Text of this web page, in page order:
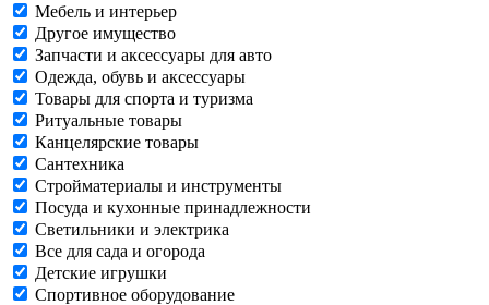
Мебель и интерьер
Другое имущество
Запчасти и аксессуары для авто
Одежда, обувь и аксессуары
Товары для спорта и туризма
Ритуальные товары
Канцелярские товары
Сантехника
Стройматериалы и инструменты
Посуда и кухонные принадлежности
Светильники и электрика
Все для сада и огорода
Детские игрушки
Спортивное оборудование